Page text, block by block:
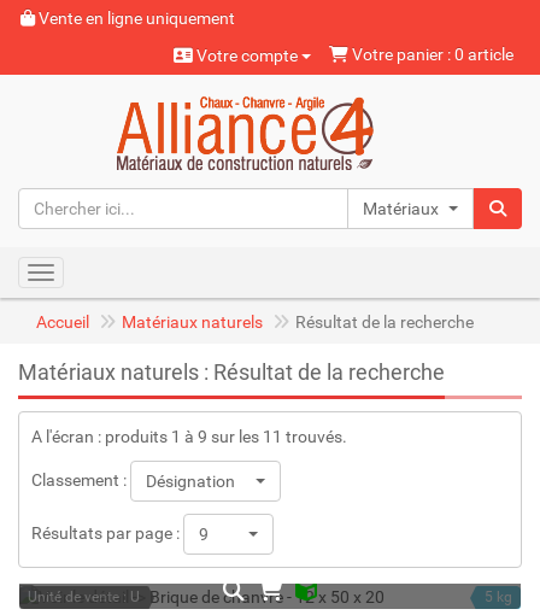
Vente en ligne uniquement
Votre compte
Votre panier : 0 article
Matériaux naturels
Toggle navigation
Accueil Matériaux naturels Résultat de la recherche
Matériaux naturels : Résultat de la recherche
A l'écran : produits 1 à 9 sur les 11 trouvés.
Classement : Désignation
Résultats par page : 9
Unité de vente : U
5 kg